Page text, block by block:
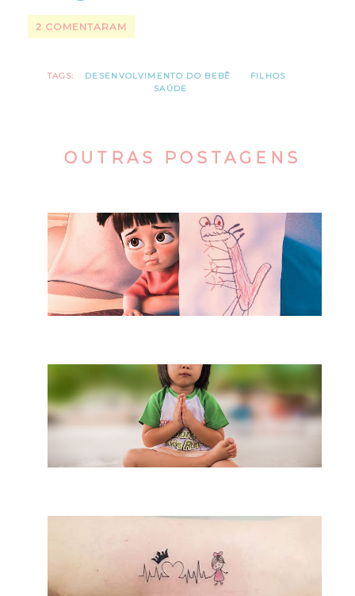
2 COMENTARAM
TAGS: DESENVOLVIMENTO DO BEBÊ
FILHOS
SAÚDE
OUTRAS POSTAGENS